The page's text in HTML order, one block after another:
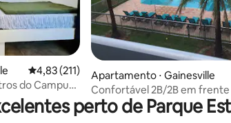
4,83 de uma avaliação média de 5, 211
4,83 (211)
do Campus
Apartamento ⋅ Gainesville
Confortável 2B/2B em frente
caminhe até UF
perto de Parque